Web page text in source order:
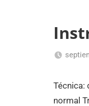
Técnica:
normal